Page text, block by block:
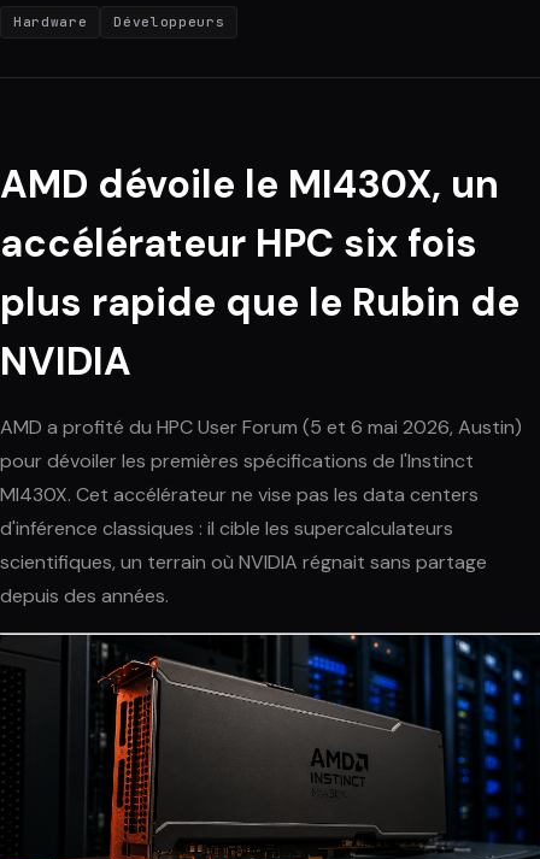
Hardware Développeurs
AMD dévoile le MI430X, un
accélérateur HPC six fois
plus rapide que le Rubin de
NVIDIA
AMD a profité du HPC User Forum (5 et 6 mai 2026, Austin)
pour dévoiler les premières spécifications de l'Instinct
MI430X. Cet accélérateur ne vise pas les data centers
d'inférence classiques : il cible les supercalculateurs
scientifiques, un terrain où NVIDIA régnait sans partage
depuis des années.